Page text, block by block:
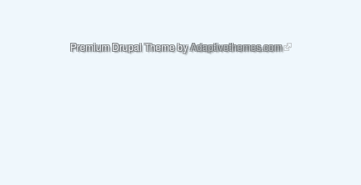
Premium Drupal Theme byAdaptivethemes.com(link is external)